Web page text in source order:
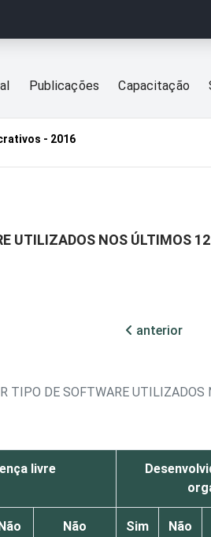
Publicações Capacitação
- 2016
UTILIZADOS NOS ÚLTIMOS
anterior
TIPO DE SOFTWARE UTILIZADOS
livre
Não
Não
Sim Não